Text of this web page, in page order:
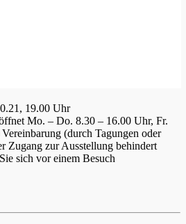
19.00 Uhr
Mo. – Do. 8.30 – 16.00 Uhr, Fr.
(durch Tagungen oder
Zugang zur Ausstellung behindert
sich vor einem Besuch